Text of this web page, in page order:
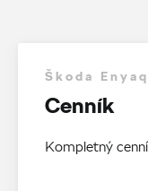
Škoda Enyaq
Cenník
Kompletný